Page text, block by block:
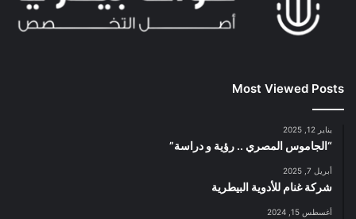
Most Viewed Posts
يناير 12, 2025
“الجاموس المصري .. رؤية و دراسة”
أبريل 7, 2025
شركة غنام للأدوية البيطرية
أغسطس 15, 2024